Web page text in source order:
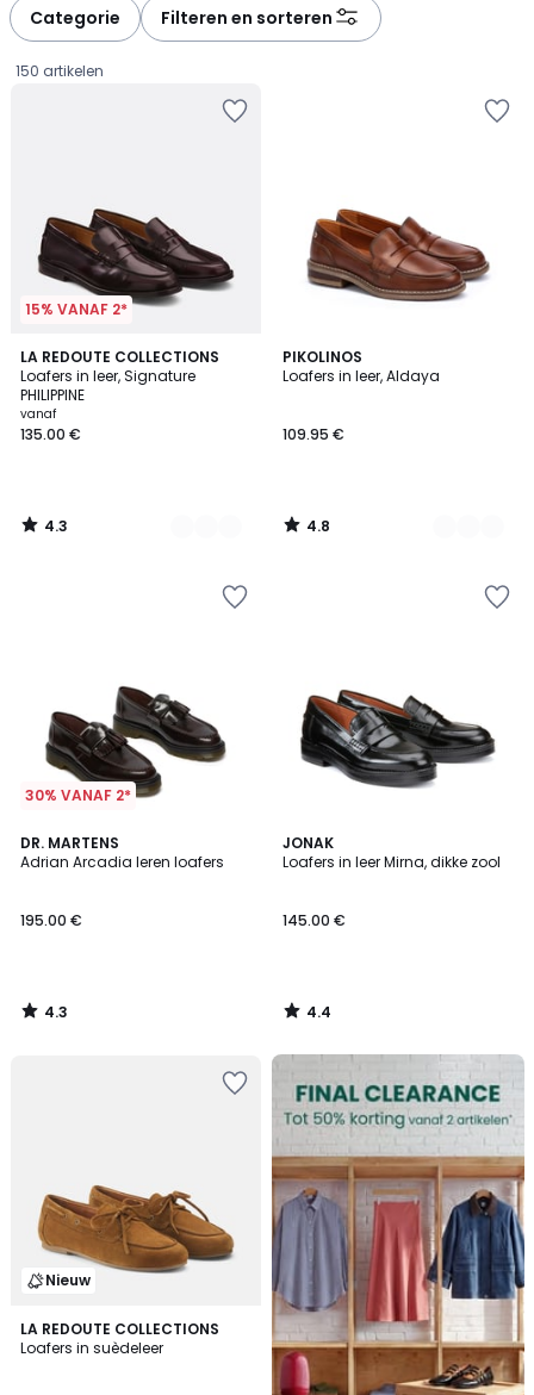
Categorie Filteren en sorteren
150 artikelen
15% VANAF 2*
LA REDOUTE COLLECTIONS
Loafers in leer, Signature
PHILIPPINE
Prijs
vanaf
vanaf
135.00 €
4.3
/ 5
2
Kleuren
4.3
/
PIKOLINOS
Loafers in leer, Aldaya
109.95 €
4.8
/ 5
2
Kleuren
4.8
/
30% VANAF 2*
DR. MARTENS
Adrian Arcadia leren loafers
195.00 €
4.3
/ 5
4.3
/
JONAK
Loafers in leer Mirna, dikke zool
145.00 €
4.4
/ 5
4.4
/
Nieuw
LA REDOUTE COLLECTIONS
Loafers in suèdeleer
2
Kleuren
FINAL
CLEARANCE